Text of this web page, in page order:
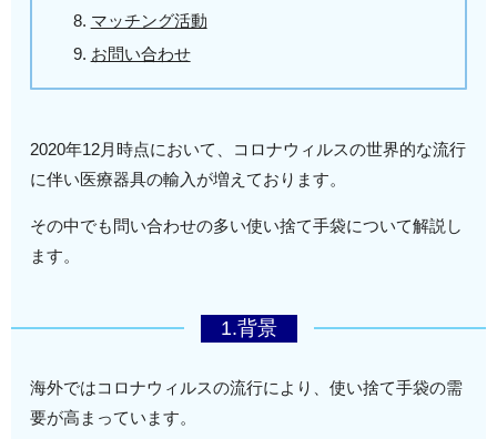
マッチング活動
お問い合わせ
2020年12月時点において、コロナウィルスの世界的な流行
に伴い医療器具の輸入が増えております。
その中でも問い合わせの多い使い捨て手袋について解説し
ます。
1.背景
海外ではコロナウィルスの流行により、使い捨て手袋の需
要が高まっています。